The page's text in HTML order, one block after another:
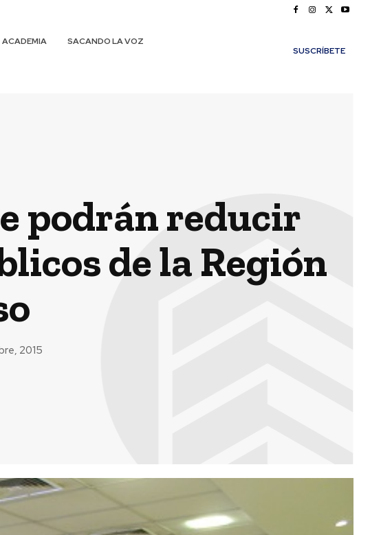
ACADEMIA
SACANDO LA VOZ
SUSCRÍBETE
podrán reducir
de la Región
2015